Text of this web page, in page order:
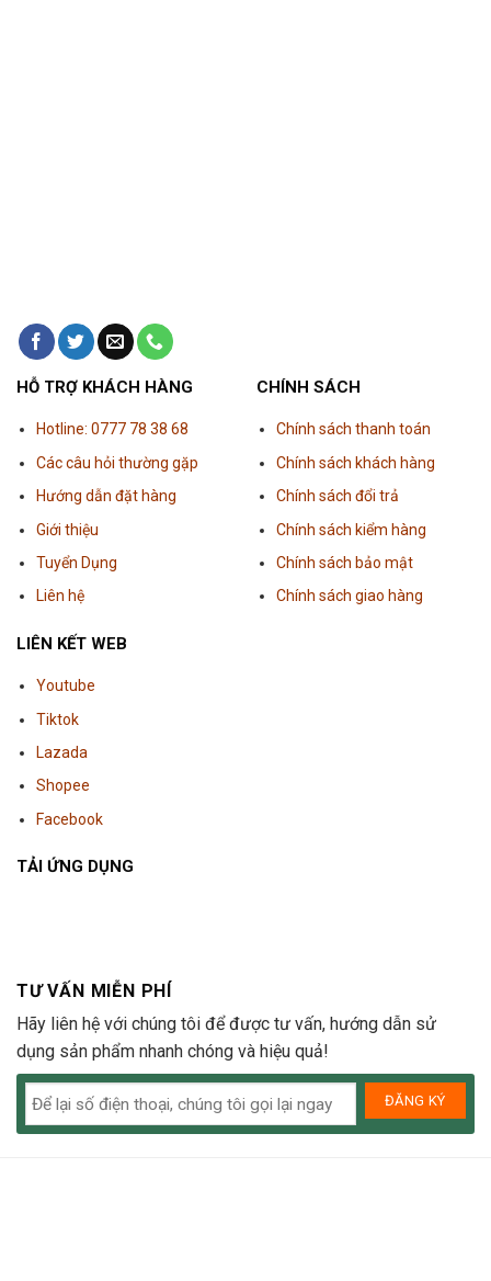
HỖ TRỢ KHÁCH HÀNG
Hotline: 0777 78 38 68
Các câu hỏi thường gặp
Hướng dẫn đặt hàng
Giới thiệu
Tuyển Dụng
Liên hệ
CHÍNH SÁCH
Chính sách thanh toán
Chính sách khách hàng
Chính sách đổi trả
Chính sách kiểm hàng
Chính sách bảo mật
Chính sách giao hàng
LIÊN KẾT WEB
Youtube
Tiktok
Lazada
Shopee
Facebook
TẢI ỨNG DỤNG
TƯ VẤN MIỄN PHÍ
Hãy liên hệ với chúng tôi để được tư vấn, hướng dẫn sử
dụng sản phẩm nhanh chóng và hiệu quả!